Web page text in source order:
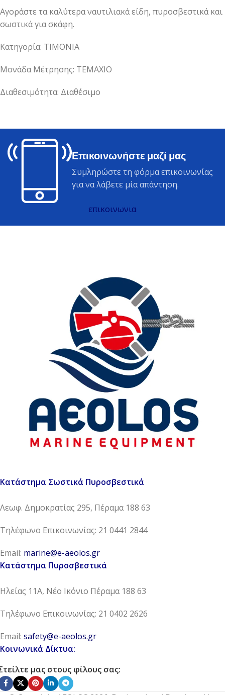
Αγοράστε τα καλύτερα ναυτιλιακά είδη, πυροσβεστικά και
σωστικά για σκάφη.
Κατηγορία: ΤΙΜΟΝΙΑ
Μονάδα Μέτρησης: ΤΕΜΑΧΙΟ
Διαθεσιμότητα: Διαθέσιμο
Επικοινωνήστε μαζί μας
Συμληρώστε τη φόρμα επικοινωνίας
για να λάβετε μία απάντηση.
επικοινωνια
Κατάστημα Σωστικά Πυροσβεστικά
Λεωφ. Δημοκρατίας 295, Πέραμα 188 63
Τηλέφωνο Επικοινωνίας: 21 0441 2844
Email: marine@e-aeolos.gr
Κατάστημα Πυροσβεστικά
Ηλείας 11Α, Νέο Ικόνιο Πέραμα 188 63
Τηλέφωνο Επικοινωνίας: 21 0402 2626
Email: safety@e-aeolos.gr
Κοινωνικά Δίκτυα:
μας στους φίλους σας: